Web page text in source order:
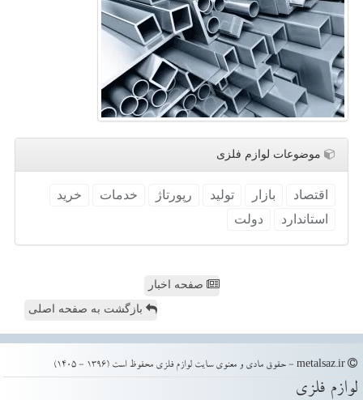
موضوعات لوازم فلزی
اقتصاد بازار تولید رپورتاژ خدمات
خرید
استاندارد
دولت
صفحه اخبار
بازگشت به صفحه اصلی
لوازم فلزی